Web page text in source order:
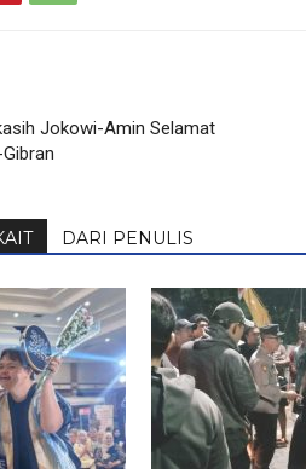
Jokowi-Amin Selamat
DARI PENULIS